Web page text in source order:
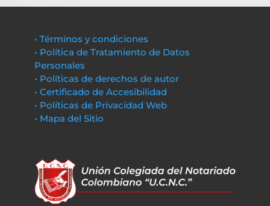
• Términos y condiciones
• Política de Tratamiento de Datos
Personales
• Políticas de derechos de autor
• Certificado de Accesibilidad
• Políticas de Privacidad Web
• Mapa del Sitio